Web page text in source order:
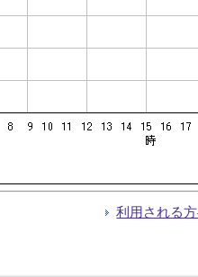
利用される